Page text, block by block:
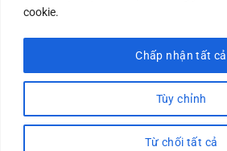
cookie.
Tùy chỉnh
Từ chối tất cả
Chấp nhận tất cả
Copyrights @2023 Nam Binh Xuong.